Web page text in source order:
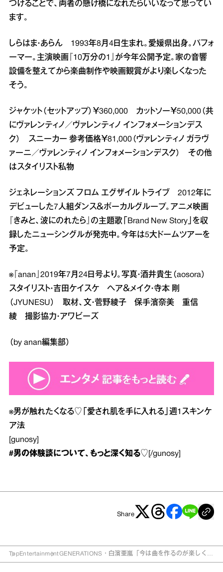
つけることで、両者の懸け橋になれたらいいなって思ってい
ます。
しらはま・あらん 1993年8月4日生まれ。愛媛県出身。パフォ
ーマー。主演映画『10万分の1』が今年公開予定。家の音響
設備を整えてから楽曲制作や映画観賞がより楽しくなった
そう。
ジャケット（セットアップ）￥360,000 カットソー￥50,000（共
にヴァレンティノ／ヴァレンティノ インフォメーションデス
ク） スニーカー 参考価格￥81,000（ヴァレンティノ ガラヴ
ァーニ／ヴァレンティノ インフォメーションデスク） その他
はスタイリスト私物
ジェネレーションズ フロム エグザイル トライブ 2012年に
デビューした7人組ダンス＆ボーカルグループ。アニメ映画
『きみと、波にのれたら』の主題歌「Brand New Story」を収
録したニューシングルが発売中。今年は5大ドームツアーを
予定。
※『anan』2019年7月24日号より。写真・酒井貴生（aosora）
スタイリスト・吉田ケイスケ ヘア＆メイク・寺本 剛
（JYUNESU） 取材、文・菅野綾子 保手濱奈美 重信
綾 撮影協力・アワビーズ
（by anan編集部）
※男が触れたくなる♡「愛され肌を手に入れる」週1スキンケ
ア法
[gunosy]
#男の体験談について、もっと深く知る♡ [/gunosy]
Share
TopEntertainmentGENERATIONS・白濱亜嵐「今は曲を作るのが楽しく